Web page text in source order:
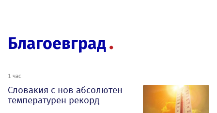
Благоевград
1 час
Словакия с нов абсолютен
температурен рекорд